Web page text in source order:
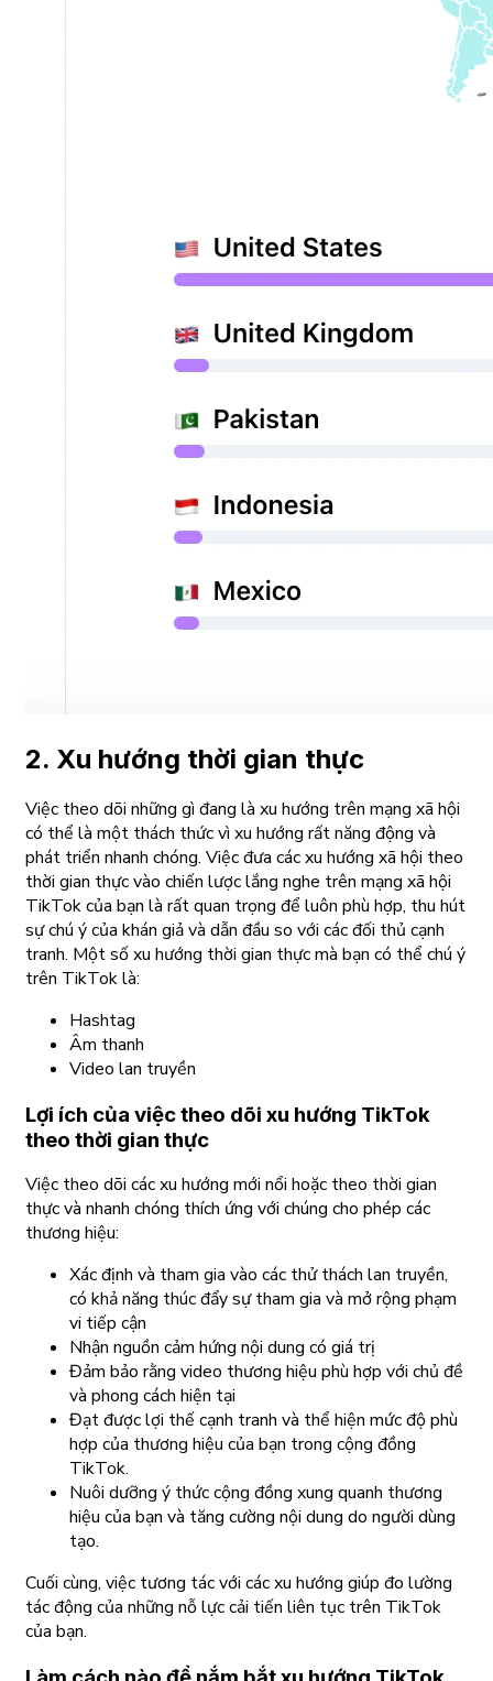
2. Xu hướng thời gian thực
Việc theo dõi những gì đang là xu hướng trên mạng xã hội
có thể là một thách thức vì xu hướng rất năng động và
phát triển nhanh chóng. Việc đưa các xu hướng xã hội theo
thời gian thực vào chiến lược lắng nghe trên mạng xã hội
TikTok của bạn là rất quan trọng để luôn phù hợp, thu hút
sự chú ý của khán giả và dẫn đầu so với các đối thủ cạnh
tranh. Một số xu hướng thời gian thực mà bạn có thể chú ý
trên TikTok là:
Hashtag
Âm thanh
Video lan truyền
Lợi ích của việc theo dõi xu hướng TikTok
theo thời gian thực
Việc theo dõi các xu hướng mới nổi hoặc theo thời gian
thực và nhanh chóng thích ứng với chúng cho phép các
thương hiệu:
Xác định và tham gia vào các thử thách lan truyền,
có khả năng thúc đẩy sự tham gia và mở rộng phạm
vi tiếp cận
Nhận nguồn cảm hứng nội dung có giá trị
Đảm bảo rằng video thương hiệu phù hợp với chủ đề
và phong cách hiện tại
Đạt được lợi thế cạnh tranh và thể hiện mức độ phù
hợp của thương hiệu của bạn trong cộng đồng
TikTok.
Nuôi dưỡng ý thức cộng đồng xung quanh thương
hiệu của bạn và tăng cường nội dung do người dùng
tạo.
Cuối cùng, việc tương tác với các xu hướng giúp đo lường
tác động của những nỗ lực cải tiến liên tục trên TikTok
của bạn.